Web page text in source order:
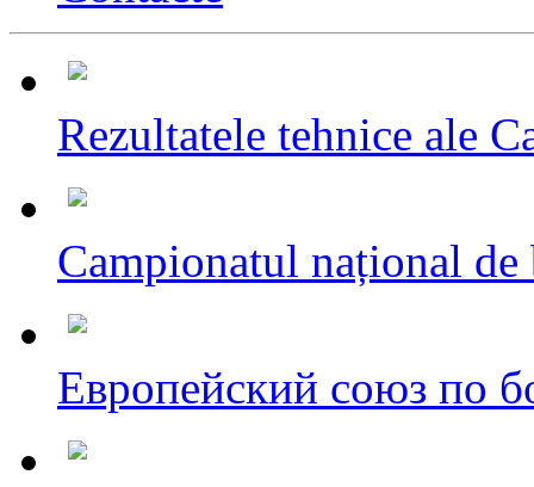
Rezultatele tehnice ale
Campionatul național
Европейский союз по